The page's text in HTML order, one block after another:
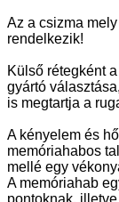
Az a csizma
rendelkezik!
Külső rétegként
gyártó
is megtartja a
A kényelem és
memóriahabos
mellé egy
A memóriahab